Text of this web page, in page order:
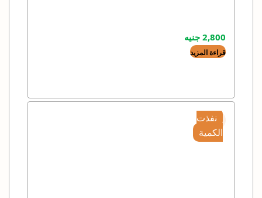
2,800 جنيه
قراءة المزيد
نفذت
الكمية